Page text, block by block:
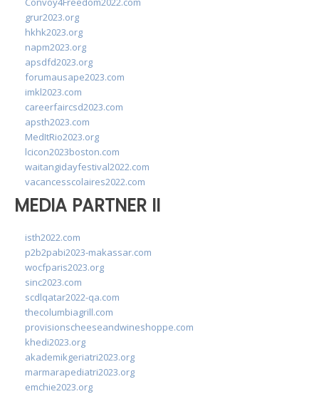
grur2023.org
hkhk2023.org
napm2023.org
apsdfd2023.org
forumausape2023.com
imkl2023.com
careerfaircsd2023.com
apsth2023.com
MedItRio2023.org
lcicon2023boston.com
waitangidayfestival2022.com
vacancesscolaires2022.com
MEDIA PARTNER II
isth2022.com
p2b2pabi2023-makassar.com
wocfparis2023.org
sinc2023.com
scdlqatar2022-qa.com
thecolumbiagrill.com
provisionscheeseandwineshoppe.com
khedi2023.org
akademikgeriatri2023.org
marmarapediatri2023.org
emchie2023.org